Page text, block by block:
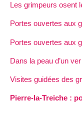
Les grimpeurs osent
Portes ouvertes aux
Portes ouvertes aux
Dans la peau d’un
Visites guidées des
Pierre-la-Treiche :